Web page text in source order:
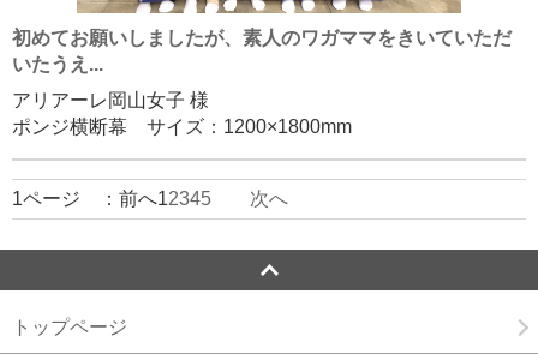
初めてお願いしましたが、素人のワガママをきいていただ
いたうえ...
アリアーレ岡山女子 様
ポンジ横断幕 サイズ：1200×1800mm
1ページ ：前へ12345 次へ
トップページ